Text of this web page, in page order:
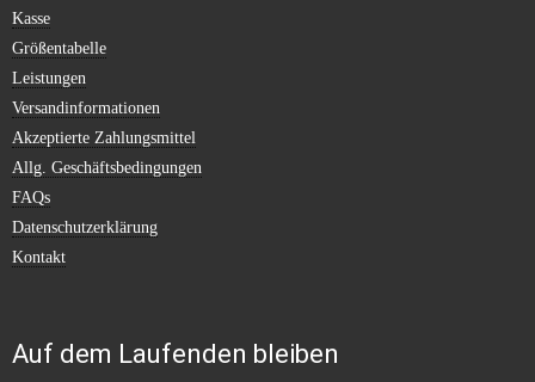
Kasse
Größentabelle
Leistungen
Versandinformationen
Akzeptierte Zahlungsmittel
Allg. Geschäftsbedingungen
FAQs
Datenschutzerklärung
Kontakt
Auf dem Laufenden bleiben